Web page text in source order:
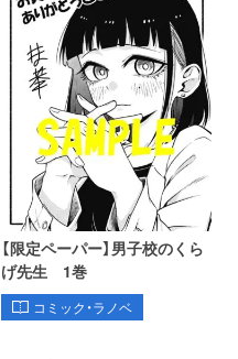
【限定ペーパー】男子校のくら
げ先生 1巻
コミック・ラノベ